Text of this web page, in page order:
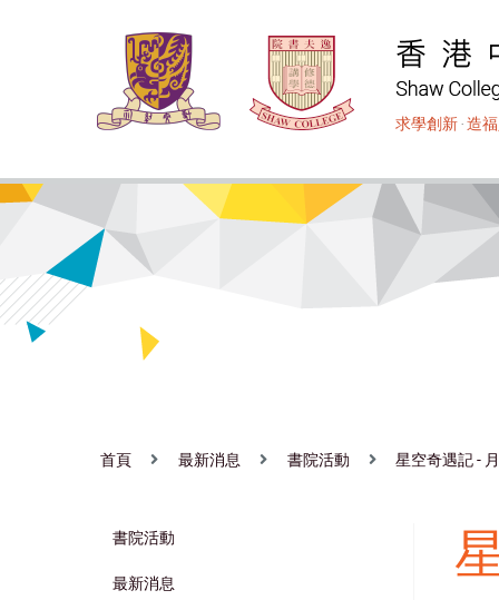
求學創新‧造
首頁 最新消息 書院活動 星空奇遇記 -
書院活動
最新消息